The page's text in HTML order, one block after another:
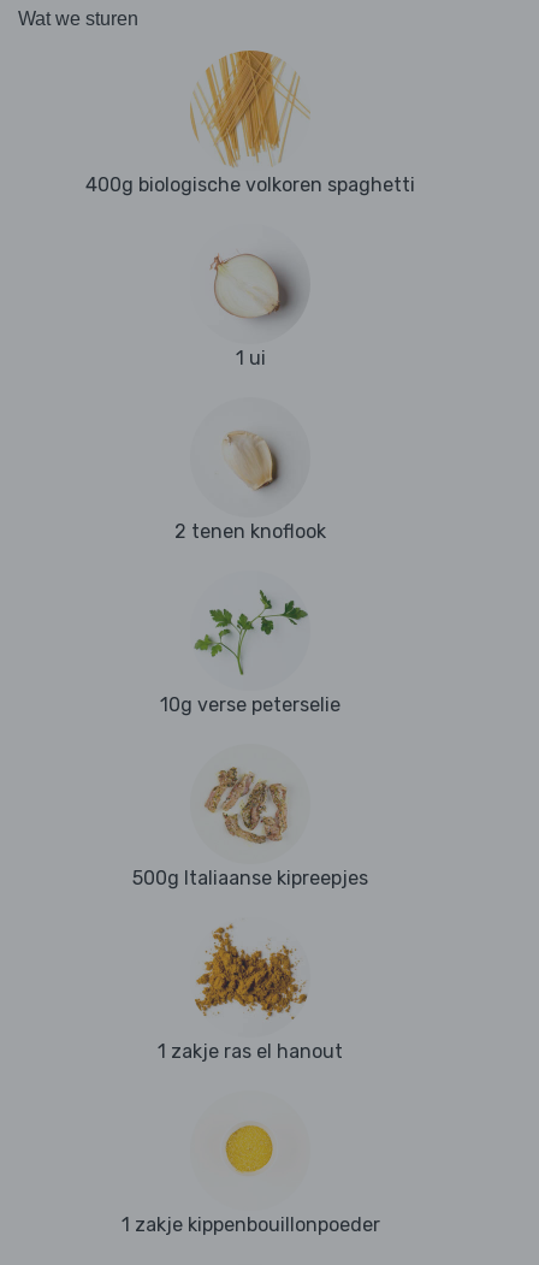
Wat we sturen
400g biologische volkoren spaghetti
1 ui
2 tenen knoflook
10g verse peterselie
500g Italiaanse kipreepjes
1 zakje ras el hanout
1 zakje kippenbouillonpoeder